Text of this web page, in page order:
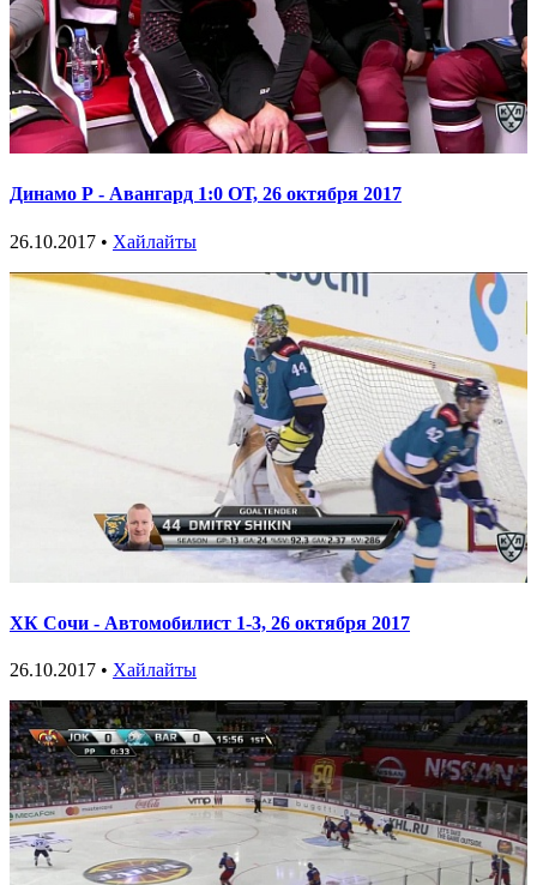
Динамо Р - Авангард 1:0 ОТ, 26 октября 2017
26.10.2017 • Хайлайты
ХК Сочи - Автомобилист 1-3, 26 октября 2017
26.10.2017 • Хайлайты